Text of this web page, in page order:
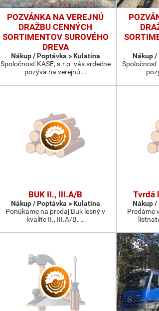
POZVÁNKA NA VEREJNÚ
DRAŽBU CENNÝCH
SORTIMENTOV SUROVÉHO
DREVA
Nákup / Poptávka > Kulatina
Spoločnosť KASE, s.r.o. vás srdečne
pozýva na verejnú …
Nákup /
Spoločnosť
BUK II., III.A/B
Nákup / Poptávka > Kulatina
Ponúkame na predaj Buk lesný v
kvalite II., III.A/B. …
Tvrdá
Nákup /
Predáme